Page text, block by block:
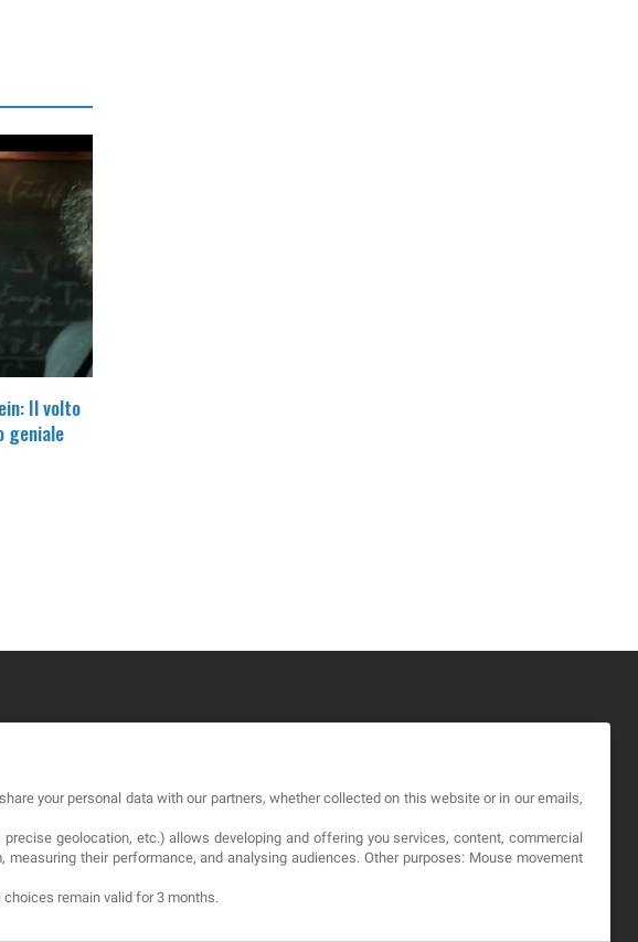
Il volto
geniale
Avviso Legale
your personal data with our partners, whether collected on this website or in our emails,
geolocation, etc.) allows developing and offering you services, content, commercial
their performance, and analysing audiences. Other purposes: Mouse movement
remain valid for 3 months.